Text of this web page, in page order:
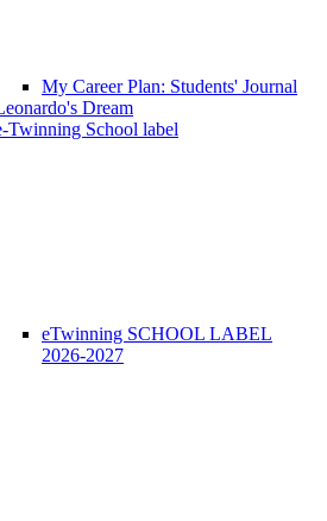
My Career Plan: Students' Journal
Dream
Twinning School label
eTwinning SCHOOL LABEL
2026-2027